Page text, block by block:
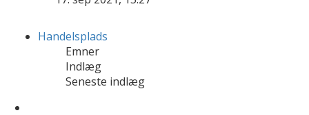
Handelsplads
Emner
Indlæg
Seneste indlæg